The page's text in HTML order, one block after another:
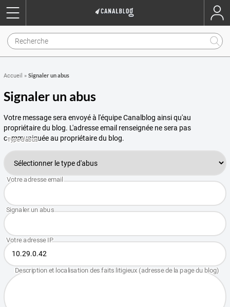
Accueil » Signaler un abus
Signaler un abus
Votre message sera envoyé à l'équipe Canalblog ainsi qu'au
propriétaire du blog. L'adresse email renseignée ne sera pas
communiquée au propriétaire du blog.